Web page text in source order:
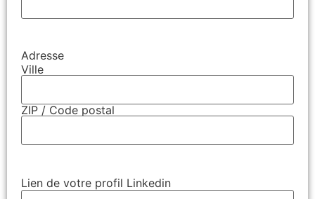
Adresse
Ville
ZIP / Code postal
Lien de votre profil Linkedin